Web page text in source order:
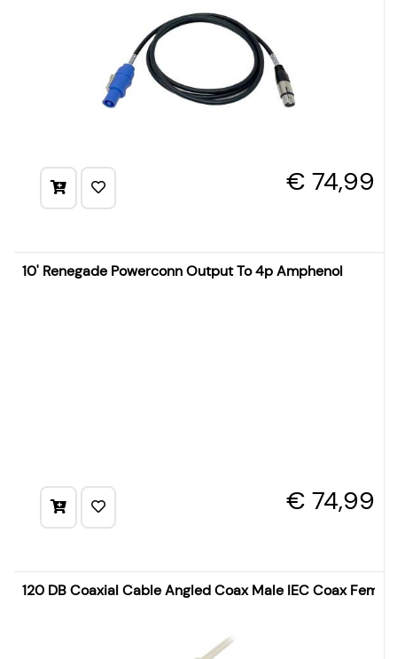
€ 74,99
10' Renegade Powerconn Output To 4p Amphenol
€ 74,99
120 DB Coaxial Cable Angled Coax Male IEC Coax